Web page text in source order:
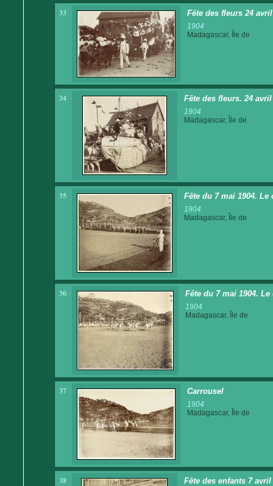
33 Fête des fleurs 24
1904
Madagascar, Île de
34 Fête des fleurs. 24
1904
Madagascar, Île de
35 Fête du 7 mai 1904. Le
1904
Madagascar, Île de
36 Fête du 7 mai 1904.
1904
Madagascar, Île de
37 Carrousel
1904
Madagascar, Île de
38 Fête des enfants 7